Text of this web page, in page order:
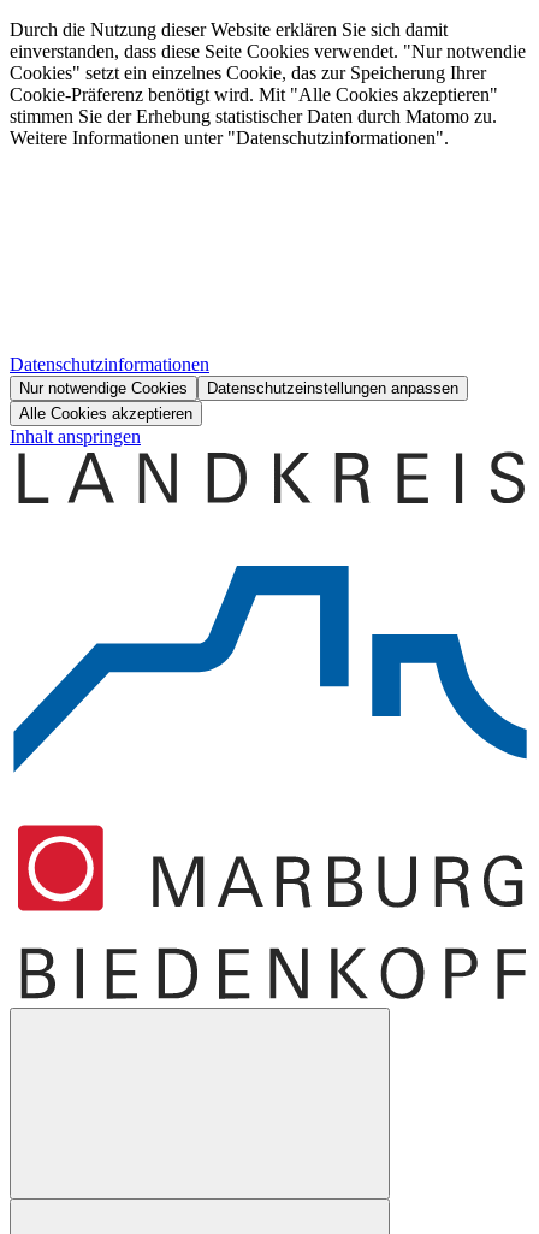
Durch die Nutzung dieser Website erklären Sie sich damit
einverstanden, dass diese Seite Cookies verwendet. "Nur notwendie
Cookies" setzt ein einzelnes Cookie, das zur Speicherung Ihrer
Cookie-Präferenz benötigt wird. Mit "Alle Cookies akzeptieren"
stimmen Sie der Erhebung statistischer Daten durch Matomo zu.
Weitere Informationen unter "Datenschutzinformationen".
Datenschutzinformationen
Nur notwendige Cookies
Datenschutzeinstellungen anpassen
Alle Cookies akzeptieren
Inhalt anspringen